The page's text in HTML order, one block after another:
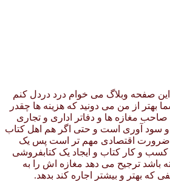
صفحه وبلاگ می خوام درد دردل کنم
از من می دونید که هزینه ها چقدر
صاحب مغازه ها و دفاتر اداری و تجاری
و سود آوری است و حتی اگر هم اهل کتاب
ضرورت اقتصادی مهم تر است پس یک
کسب و کار کتاب و ایجاد یک کتابفروشی
باشد ترجیح می دهد مغازه اش را به
که بهتر و بیشتر اجاره کند بدهد.